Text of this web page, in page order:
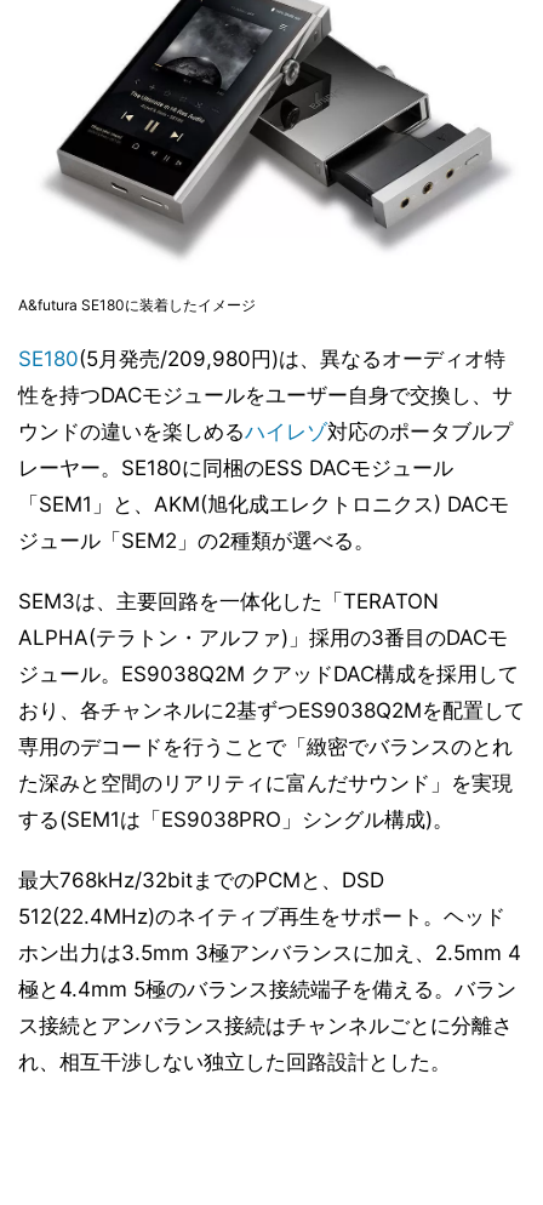
A&futura SE180に装着したイメージ
SE180(5月発売/209,980円)は、異なるオーディオ特
性を持つDACモジュールをユーザー自身で交換し、サ
ウンドの違いを楽しめるハイレゾ対応のポータブルプ
レーヤー。SE180に同梱のESS DACモジュール
「SEM1」と、AKM(旭化成エレクトロニクス) DACモ
ジュール「SEM2」の2種類が選べる。
SEM3は、主要回路を一体化した「TERATON
ALPHA(テラトン・アルファ)」採用の3番目のDACモ
ジュール。ES9038Q2M クアッドDAC構成を採用して
おり、各チャンネルに2基ずつES9038Q2Mを配置して
専用のデコードを行うことで「緻密でバランスのとれ
た深みと空間のリアリティに富んだサウンド」を実現
する(SEM1は「ES9038PRO」シングル構成)。
最大768kHz/32bitまでのPCMと、DSD
512(22.4MHz)のネイティブ再生をサポート。ヘッド
ホン出力は3.5mm 3極アンバランスに加え、2.5mm 4
極と4.4mm 5極のバランス接続端子を備える。バラン
ス接続とアンバランス接続はチャンネルごとに分離さ
れ、相互干渉しない独立した回路設計とした。